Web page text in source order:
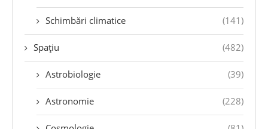
Schimbări climatice (141)
Spațiu (482)
Astrobiologie (39)
Astronomie (228)